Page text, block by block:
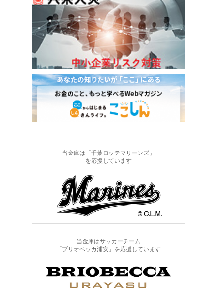
当金庫は「千葉ロッテマリーンズ」
を応援しています
当金庫はサッカーチーム
「ブリオベッカ浦安」を応援しています